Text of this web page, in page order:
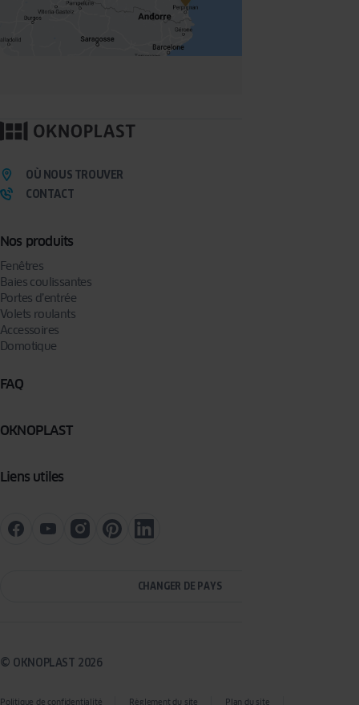
Nos produits
Fenêtres
Baies coulissantes
Portes d’entrée
Volets roulants
Accessoires
Domotique
FAQ
OKNOPLAST
Liens utiles
OÙ NOUS TROUVER
CONTACT
CHANGER DE PAYS
© OKNOPLAST 2026
Politique de confidentialité Règlement du site Plan du site